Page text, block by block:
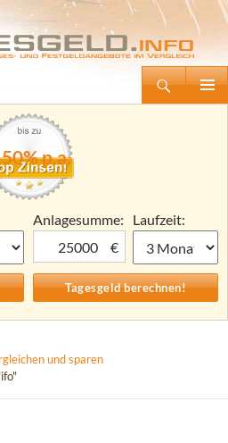
Tagesgeld.info – Tagesgeldkonten vergleichen und Tagesgeld-Zinsen berechnen
p.a.
Anlagesumme:
€
Laufzeit:
und sparen